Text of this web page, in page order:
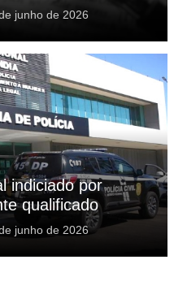
junho de 2026
indiciado por
qualificado
junho de 2026